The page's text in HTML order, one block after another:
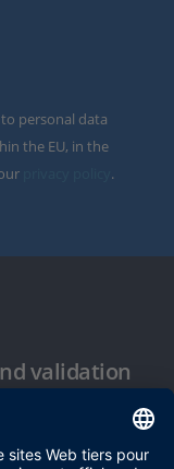
personal data
the EU, in the
.
validation